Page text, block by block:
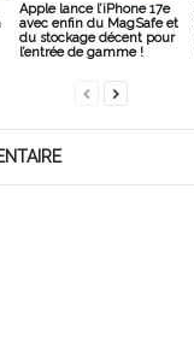
Apple lance l’iPhone 17e
avec enfin du MagSafe et
du stockage décent pour
l’entrée de gamme !